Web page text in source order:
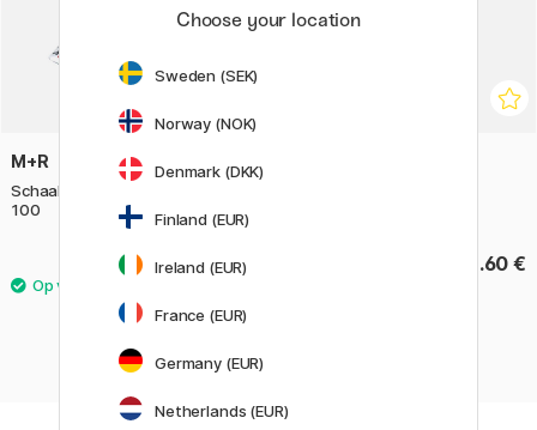
M+R
Schaalstok Ingenieur 30 cm 2,5-
100
6.88 €
8.60 € 8.60 €
Choose your location
Sweden (SEK)
Norway (NOK)
Denmark (DKK)
Finland (EUR)
Ireland (EUR)
France (EUR)
Germany (EUR)
Netherlands (EUR)